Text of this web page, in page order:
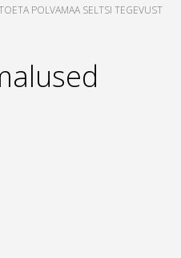
POLVAMAA SELTSI TEGEVUST